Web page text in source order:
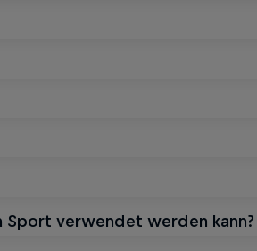
Sport verwendet werden kann?